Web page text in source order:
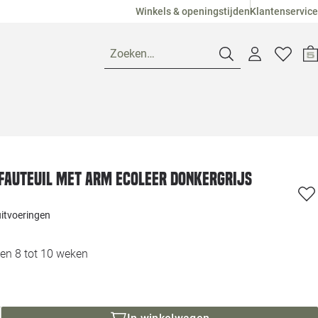
Winkels & openingstijdenKlantenservice
Zoeken…
met arm ecoleer donkergrijs
8 tot 10 weken